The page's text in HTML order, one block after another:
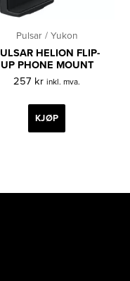
Pulsar / Yukon
HELION FLIP-
UP PHONE MOUNT
257 kr inkl. mva.
KJØP